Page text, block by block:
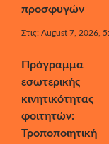
προσφυγών
Στις: August 7, 2026,
Πρόγραμμα
εσωτερικής
κινητικότητας
φοιτητών:
Τροποποιητική